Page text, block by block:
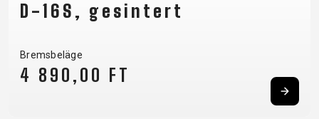
D-16S, gesintert
Bremsbeläge
4 890,00 FT